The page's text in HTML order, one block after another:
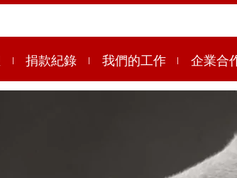
捐款紀錄 我們的工作 企業合